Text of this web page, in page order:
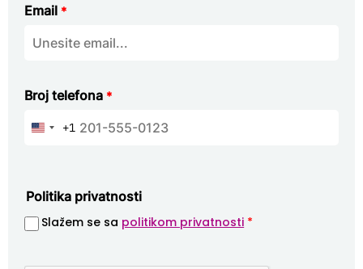
Email *
Broj telefona *
United
+1
Politika privatnosti
Slažem se sa politikom privatnosti *